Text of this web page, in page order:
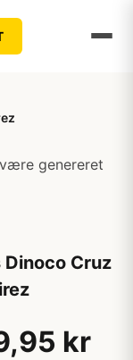
genereret
Dinoco Cruz
kr